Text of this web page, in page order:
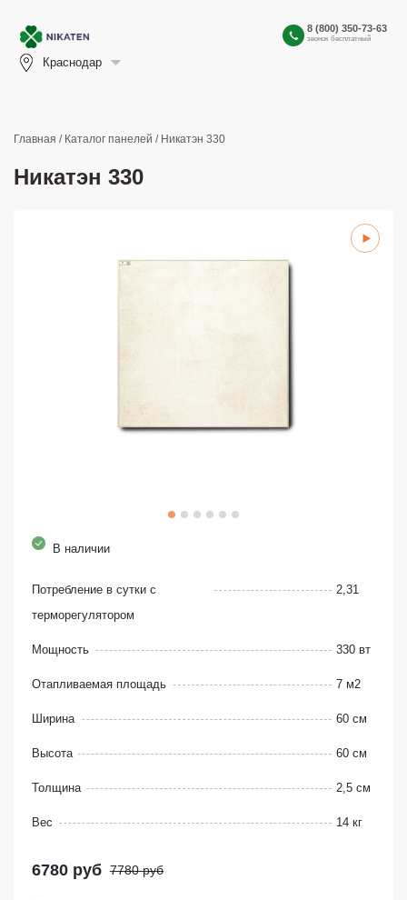
Краснодар
8 (800) 350-73-63
звонок бесплатный
Главная / Каталог панелей / Никатэн 330
Никатэн 330
В наличии
Потребление в сутки с
терморегулятором
2,31
Мощность 330 вт
Отапливаемая площадь 7 м2
Ширина 60 см
Высота 60 см
Толщина 2,5 см
Вес 14 кг
6780 руб 7780 руб